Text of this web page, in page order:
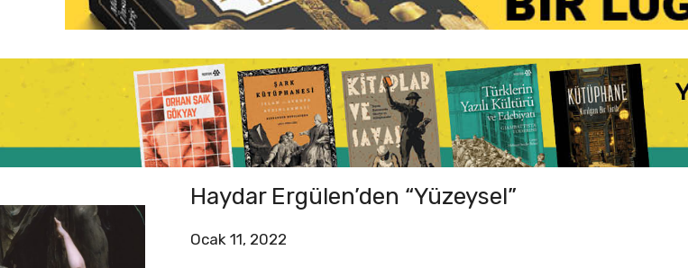
Haydar Ergülen’den “Yüzeysel”
Ocak 11, 2022